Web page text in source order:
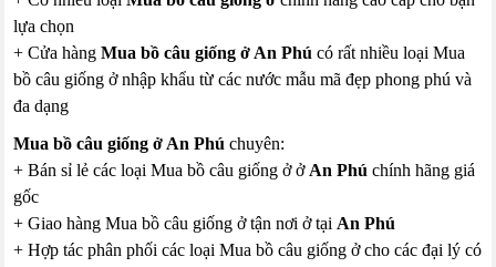
lựa chọn
+ Cửa hàngMua bồ câu giống ở An Phú có rất nhiều loại Mua
bồ câu giống ở nhập khẩu từ các nước mẫu mã đẹp phong phú và
đa dạng
Mua bồ câu giống ở An Phúchuyên:
+ Bán sỉ lẻ các loại Mua bồ câu giống ở ở An Phú chính hãng giá
gốc
+ Giao hàng Mua bồ câu giống ở tận nơi ở tại An Phú
+ Hợp tác phân phối các loại Mua bồ câu giống ở cho các đại lý có